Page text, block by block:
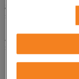
garderobo
sujungti su
kokybės oda?
įmanoma.
streetwear‘o lygį.